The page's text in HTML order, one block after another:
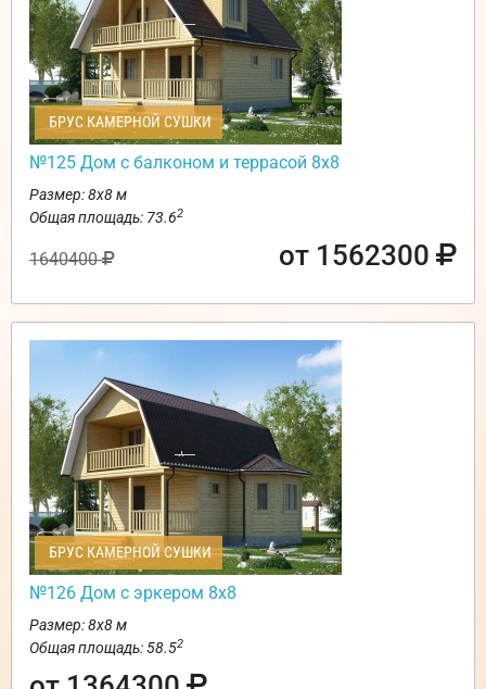
БРУС КАМЕРНОЙ СУШКИ
№125 Дом с балконом и террасой 8х8
Размер: 8х8 м
Общая площадь: 73.62
1640400 от 1562300
БРУС КАМЕРНОЙ СУШКИ
№126 Дом с эркером 8х8
Размер: 8х8 м
Общая площадь: 58.52